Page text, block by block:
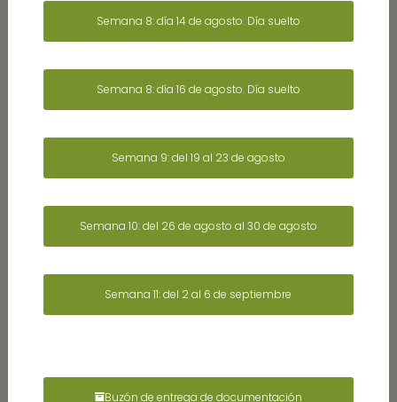
Semana 8: día 14 de agosto. Día suelto
Semana 8: día 16 de agosto. Día suelto
Semana 9: del 19 al 23 de agosto
Semana 10: del 26 de agosto al 30 de agosto
Semana 11: del 2 al 6 de septiembre
Buzón de entrega de documentación